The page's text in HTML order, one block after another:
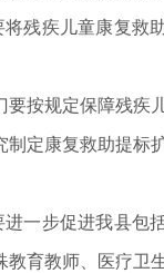
残疾儿童康复救
要按规定保障残疾
制定康复救助提标
一步促进我县包
教育教师、医疗卫